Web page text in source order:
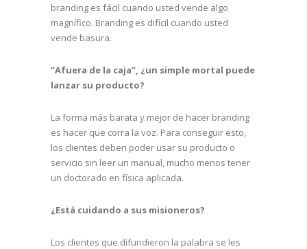
branding es fácil cuando usted vende algo
magnífico. Branding es difícil cuando usted
vende basura.
“Afuera de la caja”, ¿un simple mortal puede
lanzar su producto?
La forma más barata y mejor de hacer branding
es hacer que corra la voz. Para conseguir esto,
los clientes deben poder usar su producto o
servicio sin leer un manual, mucho menos tener
un doctorado en física aplicada.
¿Está cuidando a sus misioneros?
Los clientes que difundieron la palabra se les